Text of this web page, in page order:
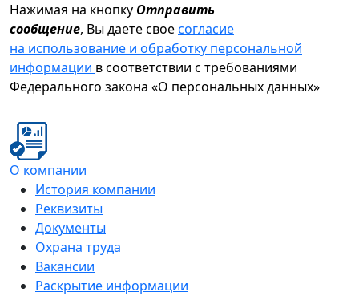
Нажимая на кнопку Отправить
сообщение, Вы даете своесогласие
на использование и обработку персональной
информации в соответствии с требованиями
Федерального закона «О персональных данных»
О компании
История компании
Реквизиты
Документы
Охрана труда
Вакансии
Раскрытие информации